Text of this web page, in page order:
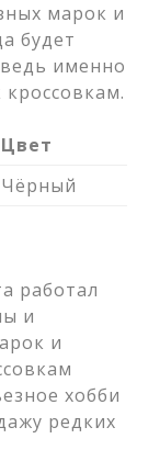
марок и
будет
именно
Цвет
Чёрный
работал
и
и
хобби
редких